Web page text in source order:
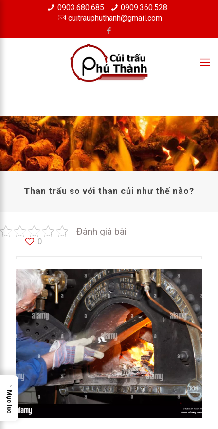
0903.680.685
0909.360.528
cuitrauphuthanh@gmail.com
Than trấu so với than củi như thế nào?
Đánh giá bài
0
→
Mục lục